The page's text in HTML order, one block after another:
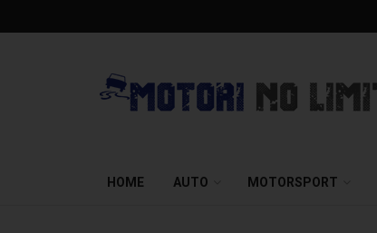
HOME AUTO MOTORSPORT